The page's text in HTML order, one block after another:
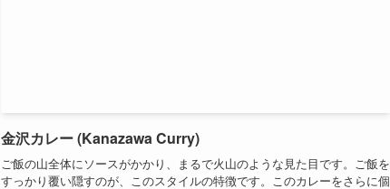
金沢カレー (Kanazawa Curry)
ご飯の山全体にソースがかかり、まるで火山のような見た目です。ご飯を
すっかり覆い隠すのが、このスタイルの特徴です。このカレーをさらに個